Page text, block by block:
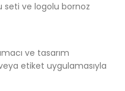
seti ve logolu bornoz
ve tasarım
etiket uygulamasıyla